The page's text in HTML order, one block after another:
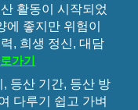
활동이 시작되었
좋지만 위험이
, 희생 정신, 대담
가기
등산 기간, 등산 방
다루기 쉽고 가벼